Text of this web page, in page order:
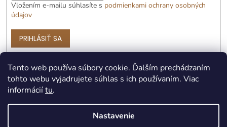
Tento web používa súbory cookie. Ďalším prechádzaním
tohto webu vyjadrujete súhlas s ich používaním. Viac
informáciítu.
Nastavenie
Vložením e-mailu súhlasíte s podmienkami ochrany osobných
údajov
PRIHLÁSIŤ SA
Vytvoril Shoptet Premium